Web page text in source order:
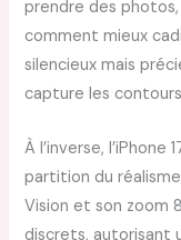
prendre des
comment mieux
silencieux mais
capture les
À l’inverse, l’iPhone
partition du
Vision et son zoom
discrets, autorisant